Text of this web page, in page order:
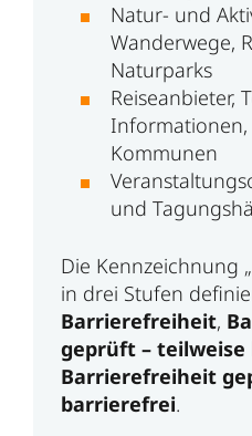
Natur- und
Wanderwege,
Naturparks
Reiseanbieter,
Kommunen
und
Die Kennzeichnung
in drei Stufen
Barrierefreiheit,
geprüft –
Barrierefreiheit
barrierefrei.